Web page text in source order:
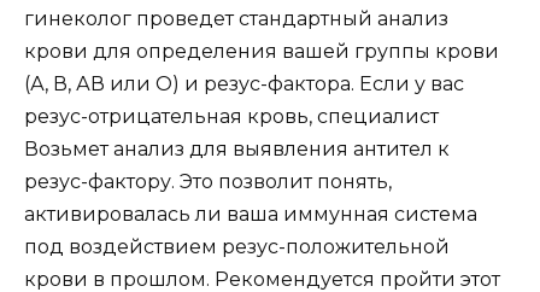
гинеколог проведет стандартный анализ
крови для определения вашей группы крови
(А, В, АВ или О) и резус-фактора. Если у вас
резус-отрицательная кровь, специалист
Возьмет анализ для выявления антител к
резус-фактору. Это позволит понять,
активировалась ли ваша иммунная система
под воздействием резус-положительной
крови в прошлом. Рекомендуется пройти этот